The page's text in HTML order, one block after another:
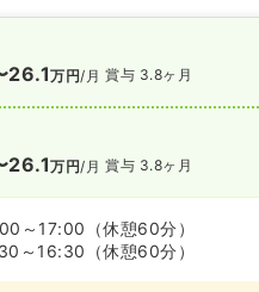
26.1万円/月 賞与 3.8ヶ月
26.1万円/月 賞与 3.8ヶ月
～17:00
（休憩60分）
～16:30
（休憩60分）